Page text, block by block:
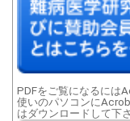
PDFをご覧になるには
使いのパソコンに
はダウンロードして下さ